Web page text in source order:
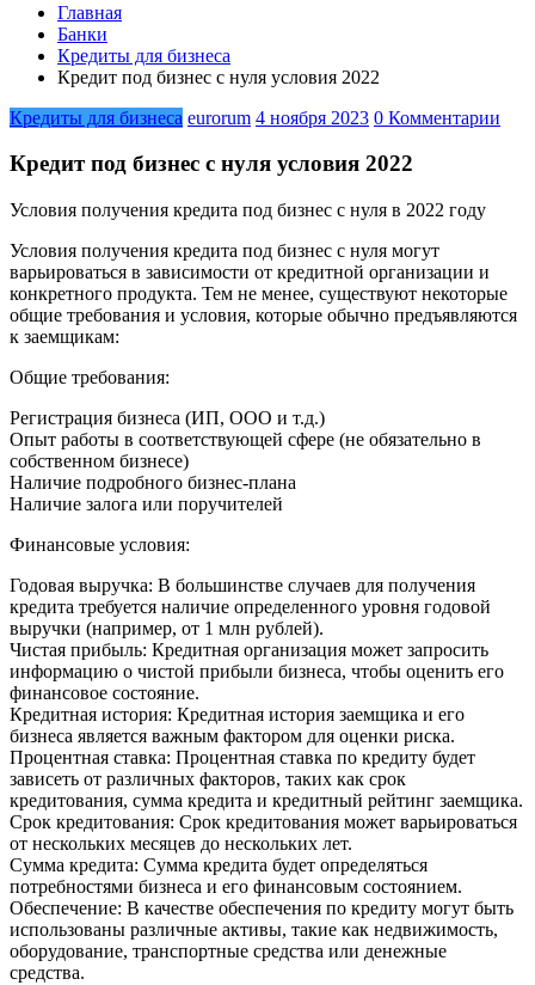
Главная
Банки
Кредиты для бизнеса
Кредит под бизнес с нуля условия 2022
Кредиты для бизнеса eurorum 4 ноября 2023 0 Комментарии
Кредит под бизнес с нуля условия 2022
Условия получения кредита под бизнес с нуля в 2022 году
Условия получения кредита под бизнес с нуля могут
варьироваться в зависимости от кредитной организации и
конкретного продукта. Тем не менее, существуют некоторые
общие требования и условия, которые обычно предъявляются
к заемщикам:
Общие требования:
Регистрация бизнеса (ИП, ООО и т.д.)
Опыт работы в соответствующей сфере (не обязательно в
собственном бизнесе)
Наличие подробного бизнес-плана
Наличие залога или поручителей
Финансовые условия:
Годовая выручка: В большинстве случаев для получения
кредита требуется наличие определенного уровня годовой
выручки (например, от 1 млн рублей).
Чистая прибыль: Кредитная организация может запросить
информацию о чистой прибыли бизнеса, чтобы оценить его
финансовое состояние.
Кредитная история: Кредитная история заемщика и его
бизнеса является важным фактором для оценки риска.
Процентная ставка: Процентная ставка по кредиту будет
зависеть от различных факторов, таких как срок
кредитования, сумма кредита и кредитный рейтинг заемщика.
Срок кредитования: Срок кредитования может варьироваться
от нескольких месяцев до нескольких лет.
Сумма кредита: Сумма кредита будет определяться
потребностями бизнеса и его финансовым состоянием.
Обеспечение: В качестве обеспечения по кредиту могут быть
использованы различные активы, такие как недвижимость,
оборудование, транспортные средства или денежные
средства.